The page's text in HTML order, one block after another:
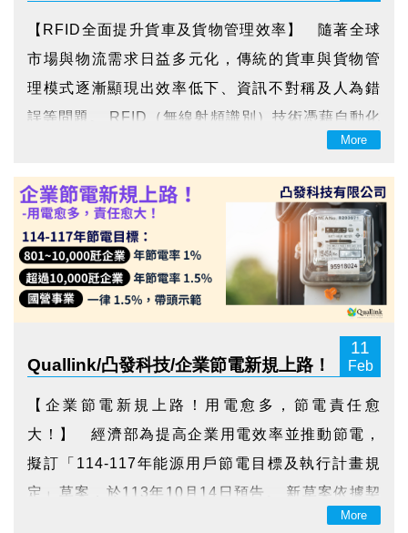
【RFID全面提升貨車及貨物管理效率】 隨著全球
市場與物流需求日益多元化，傳統的貨車與貨物管
理模式逐漸顯現出效率低下、資訊不對稱及人為錯
誤等問題。 RFID（無線射頻識別）技術憑藉自動化
與數據化的特點，正加速變革物流運營方式，為企
業帶來嶄新的管理體驗。 RFID 技術透過射頻信號
實現標籤與讀取器間的無...
More
Quallink/凸發科技/企業節電新規上路！
11
Feb
【企業節電新規上路！用電愈多，節電責任愈
大！】 經濟部為提高企業用電效率並推動節電，
擬訂「114-117年能源用戶節電目標及執行計畫規
定」草案，於113年10月14日預告。 新草案依據契
約用電容量級距設定節電目標，801~10,000瓩者年
More